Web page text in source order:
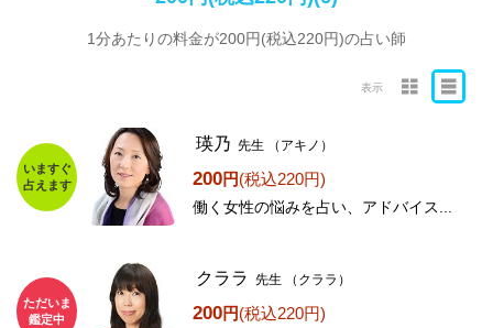
1分あたりの料金が200円(税込220円)の占い師
表示
いますぐ
占えます
瑛乃 先生 （アキノ）
200円(税込220円)
働く女性の悩みを占い、アドバイス...
ただいま
鑑定中
クララ 先生 （クララ）
200円(税込220円)